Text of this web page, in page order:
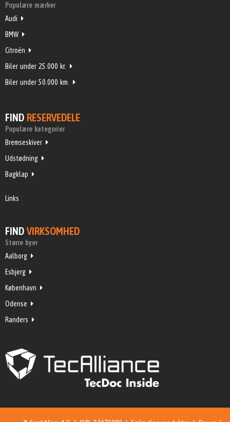
Populære mærker
Audi
BMW
Citroën
Biler under 25.000 kr.
Biler under 50.000 km.
FIND RESERVEDELE
Populære kategorier
Bremseskiver
Udstødning
Bagklap
Links
FIND VIRKSOMHED
Større byer
Aalborg
Esbjerg
København
Odense
Randers